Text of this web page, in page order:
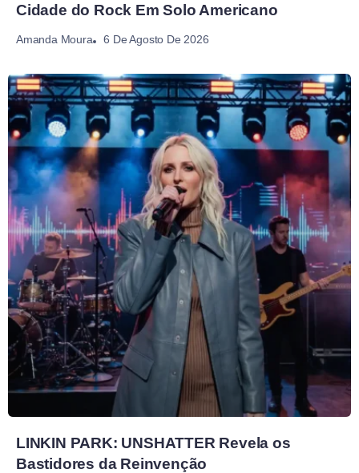
Cidade do Rock Em Solo Americano
Amanda Moura 6 De Agosto De 2026
LINKIN PARK: UNSHATTER Revela os
Bastidores da Reinvenção